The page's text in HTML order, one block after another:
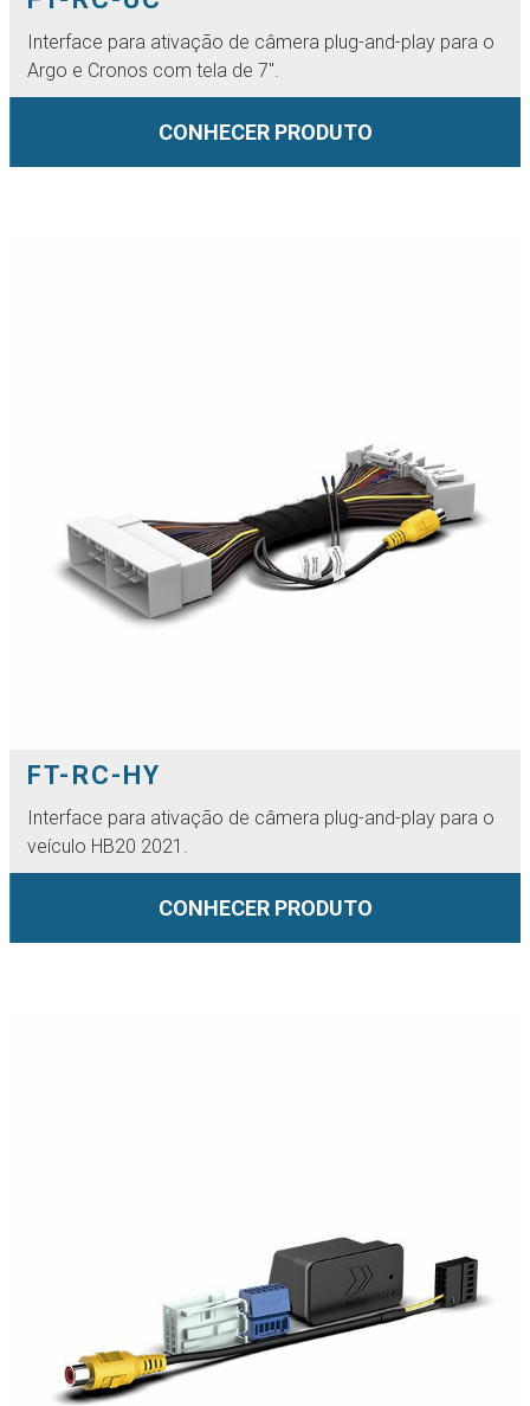
Interface para ativação de câmera plug-and-play para o
Argo e Cronos com tela de 7".
CONHECER PRODUTO
FT-RC-HY
Interface para ativação de câmera plug-and-play para o
veículo HB20 2021.
CONHECER PRODUTO